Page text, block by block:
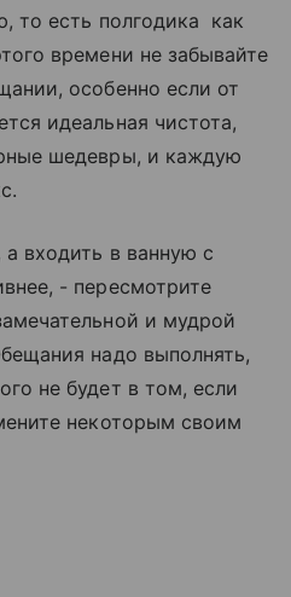
то есть полгодика как
времени не забывайте
особенно если от
идеальная чистота,
шедевры, и каждую
входить в ванную с
- пересмотрите
и мудрой
надо выполнять,
не будет в том, если
некоторым своим